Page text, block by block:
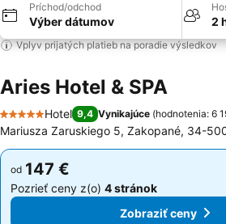
Príchod/odchod
Výber dátumov 2
Vplyv prijatých platieb na poradie výsledkov
Aries Hotel & SPA
5 Počet hviezdičiek
Hotel 9,4 Vynikajúce (hodnotenia: 6
Mariusza Zaruskiego 5, Zakopané, 34-
od 147 €
Pozrieť ceny z(o) 4 stránok
Zobraziť ceny
od 147 €
Pozrieť ceny z(o) 4 stránok
Zobraziť ceny